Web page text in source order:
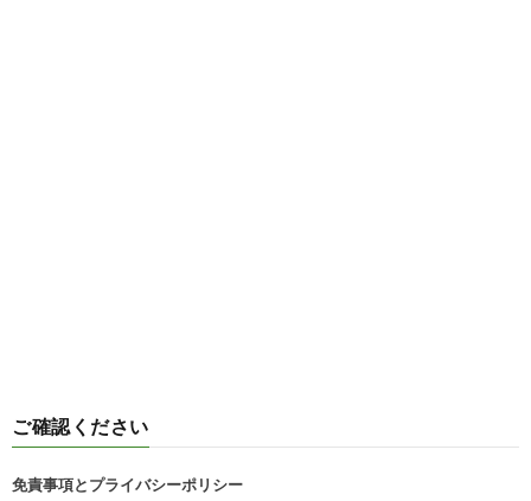
ご確認ください
免責事項とプライバシーポリシー